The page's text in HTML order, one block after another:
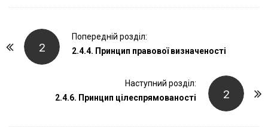
2
Попередній розділ:
2.4.4. Принцип правової визначеності
2
Наступний розділ:
2.4.6. Принцип цілеспрямованості